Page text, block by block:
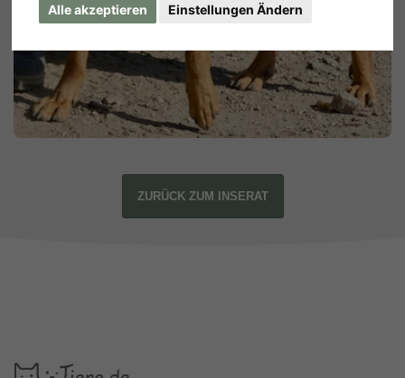
Alle akzeptieren Einstellungen Ändern
ZURÜCK ZUM INSERAT